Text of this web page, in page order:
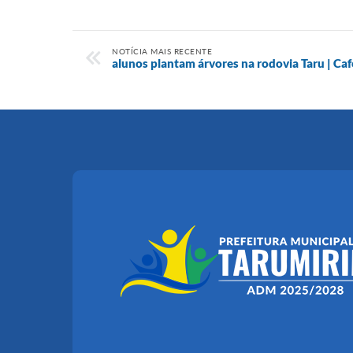
NOTÍCIA MAIS RECENTE
alunos plantam árvores na rodovia Taru |